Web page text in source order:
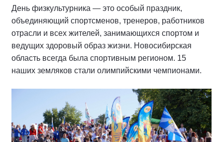
День физкультурника — это особый праздник,
объединяющий спортсменов, тренеров, работников
отрасли и всех жителей, занимающихся спортом и
ведущих здоровый образ жизни. Новосибирская
область всегда была спортивным регионом. 15
наших земляков стали олимпийскими чемпионами.